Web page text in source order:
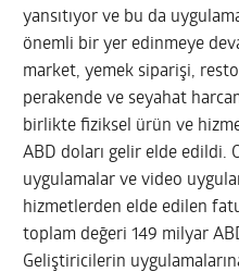
yansıtıyor ve bu da
önemli bir yer edinmeye
market, yemek siparişi,
perakende ve seyahat
birlikte fiziksel ürün ve
ABD doları gelir elde edildi.
uygulamalar ve video
hizmetlerden elde edilen
toplam değeri 149 milyar
Geliştiricilerin